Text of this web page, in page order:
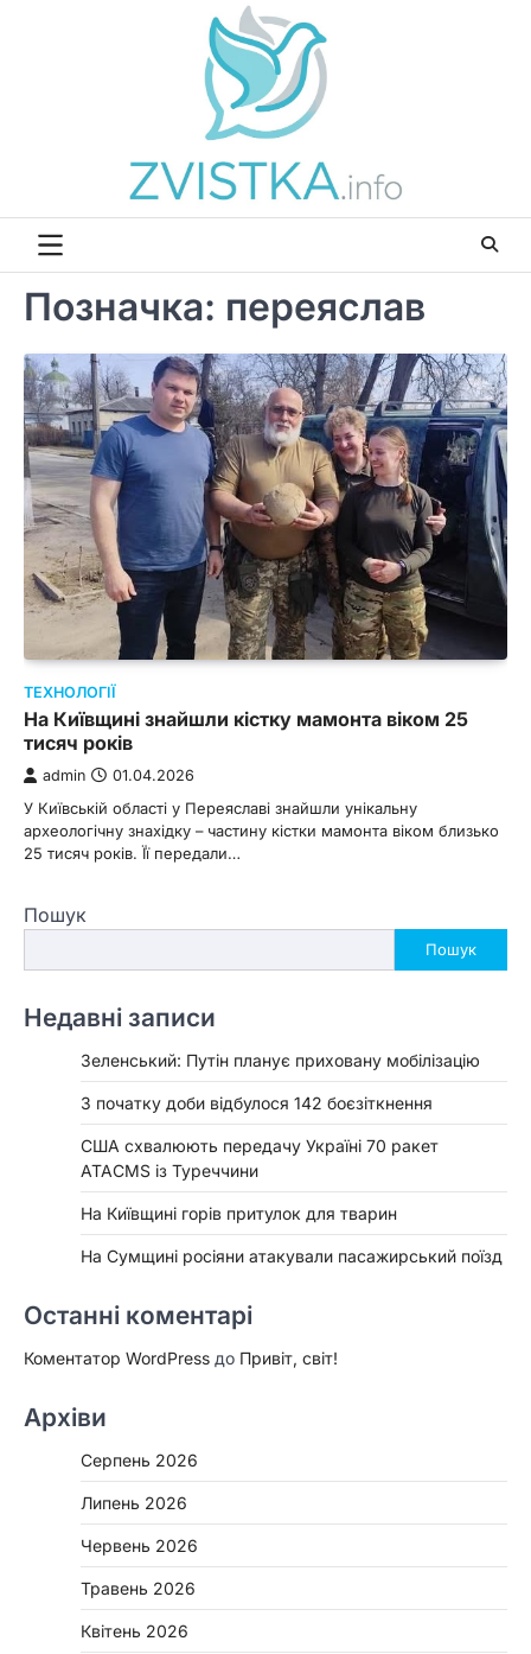
Позначка: переяслав
ТЕХНОЛОГІЇ
На Київщині знайшли кістку мамонта віком 25
тисяч років
admin 01.04.2026
У Київській області у Переяславі знайшли унікальну
археологічну знахідку – частину кістки мамонта віком близько
25 тисяч років. Її передали…
Пошук
Пошук
Недавні записи
Зеленський: Путін планує приховану мобілізацію
З початку доби відбулося 142 боєзіткнення
США схвалюють передачу Україні 70 ракет
ATACMS із Туреччини
На Київщині горів притулок для тварин
На Сумщині росіяни атакували пасажирський поїзд
Останні коментарі
Коментатор WordPress до Привіт, світ!
Архіви
Серпень 2026
Липень 2026
Червень 2026
Травень 2026
Квітень 2026